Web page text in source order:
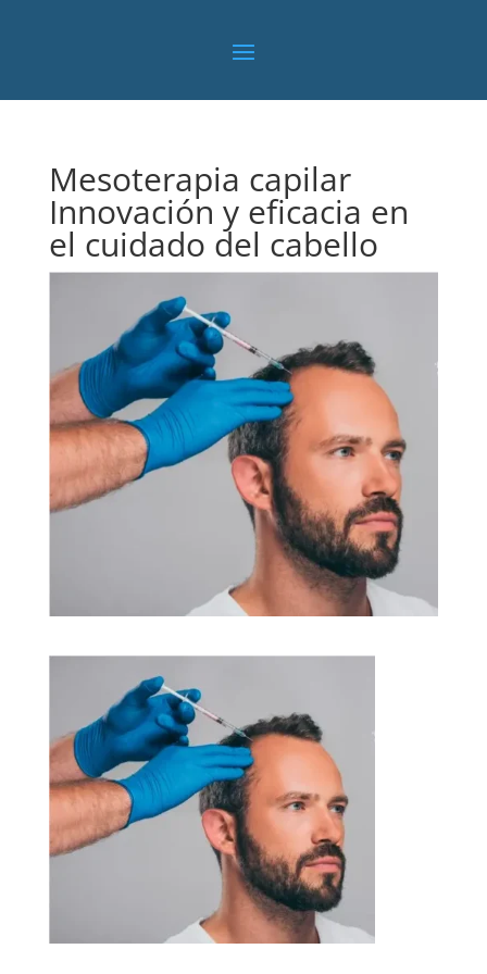
Mesoterapia capilar
Innovación y eficacia en
el cuidado del cabello